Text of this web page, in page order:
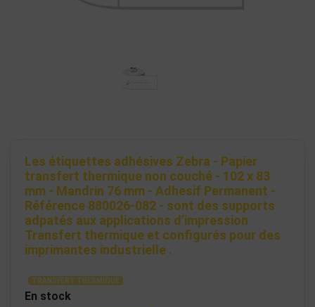
Les étiquettes adhésives Zebra - Papier
transfert thermique non couché - 102 x 83
mm - Mandrin 76 mm - Adhesif Permanent -
Référence 880026-082 - sont des supports
adpatés aux applications d’impression
Transfert thermique et configurés pour des
imprimantes industrielle .
TRANSFERT THERMIQUE
En stock